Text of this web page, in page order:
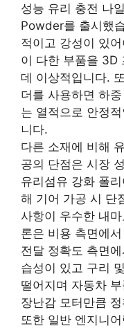
성능 유리 충전 나
Powder를 출시했
적이고 강성이 있
이 다한 부품을 3D
데 이상적입니다.
더를 사용하면 하
는 열적으로 안정
니다.
다른 소재에 비해
공의 단점은 시장
유리섬유 강화 폴
해 기어 가공 시 단
사항이 우수한 내
론은 비용 측면에
전달 정확도 측면
습성이 있고 구리
떨어지며 자동차
장난감 모터만큼
또한 일반 엔지니